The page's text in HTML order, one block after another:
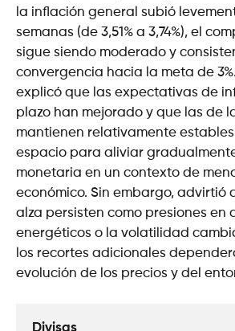
la inflación general subió
semanas (de 3,51% a 3,74%), el
sigue siendo moderado y
convergencia hacia la meta de
explicó que las expectativas de
plazo han mejorado y que las de
mantienen relativamente
espacio para aliviar
monetaria en un contexto de
económico. Sin embargo, advirtió
alza persisten como presiones en
energéticos o la volatilidad
los recortes adicionales
evolución de los precios y del
Divisas